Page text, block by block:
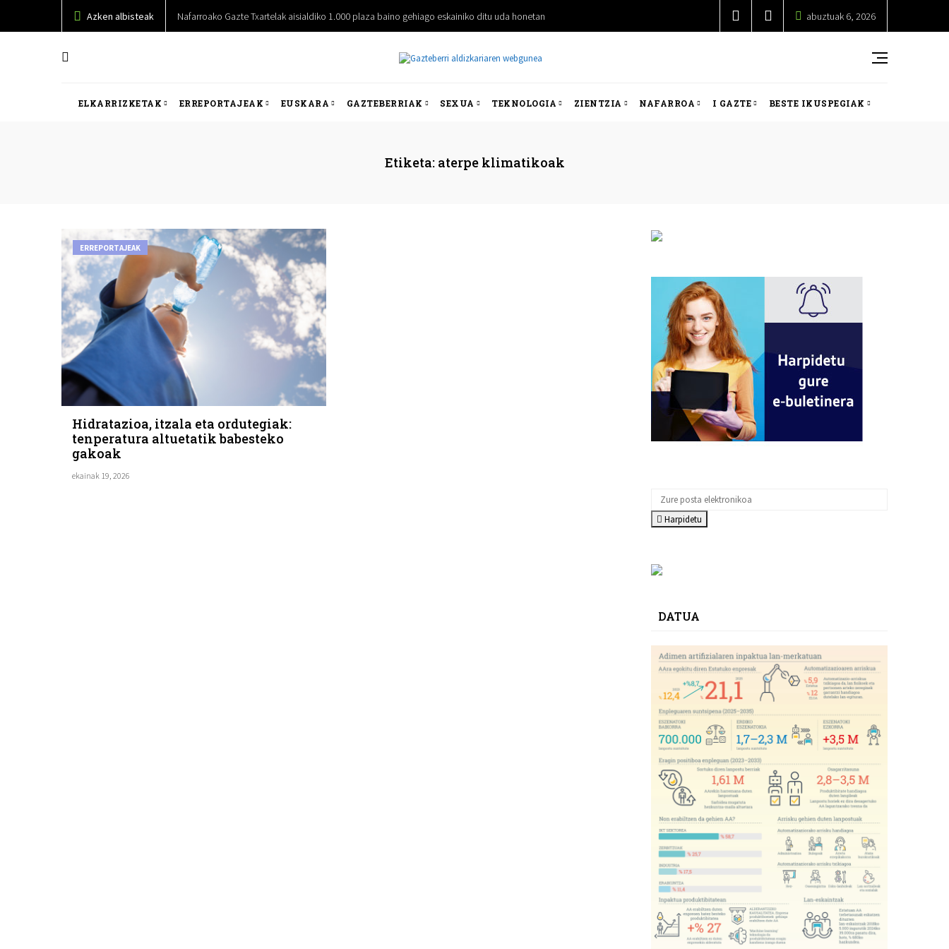
Azken albisteak Nafarroako Gazte Txartelak aisialdiko 1.000 plaza baino gehiago eskainiko ditu uda honetan abuztuak 6, 2026
ELKARRIZKETAK ERREPORTAJEAK EUSKARA GAZTEBERRIAK SEXUA TEKNOLOGIA ZIENTZIA NAFARROA I GAZTE BESTE IKUSPEGIAK
Etiketa: aterpe klimatikoak
ERREPORTAJEAK
Hidratazioa, itzala eta ordutegiak:
tenperatura altuetatik babesteko
gakoak
ekainak 19, 2026
Harpidetu
DATUA